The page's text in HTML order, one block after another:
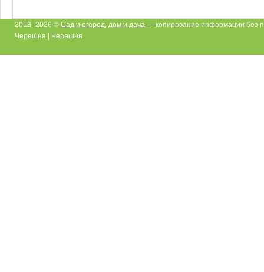
2018–2026 © Сад и огород, дом и дача — копирование информации без
Черешня | Черешня